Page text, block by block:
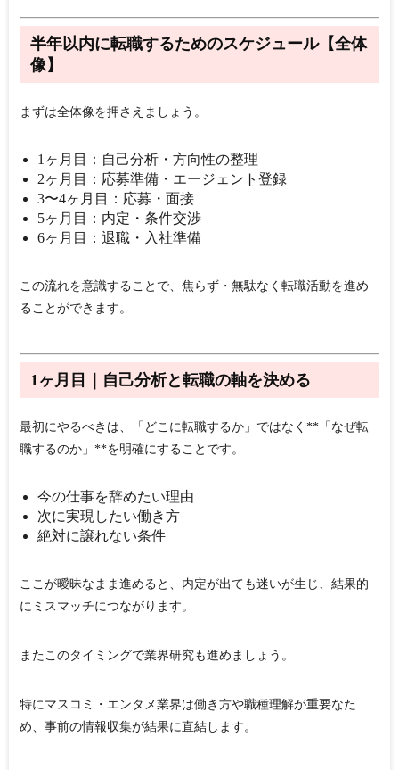
半年以内に転職するためのスケジュール【全体
像】
まずは全体像を押さえましょう。
1ヶ月目：自己分析・方向性の整理
2ヶ月目：応募準備・エージェント登録
3〜4ヶ月目：応募・面接
5ヶ月目：内定・条件交渉
6ヶ月目：退職・入社準備
この流れを意識することで、焦らず・無駄なく転職活動を進め
ることができます。
1ヶ月目｜自己分析と転職の軸を決める
最初にやるべきは、「どこに転職するか」ではなく**「なぜ転
職するのか」**を明確にすることです。
今の仕事を辞めたい理由
次に実現したい働き方
絶対に譲れない条件
ここが曖昧なまま進めると、内定が出ても迷いが生じ、結果的
にミスマッチにつながります。
またこのタイミングで業界研究も進めましょう。
特にマスコミ・エンタメ業界は働き方や職種理解が重要なた
め、事前の情報収集が結果に直結します。